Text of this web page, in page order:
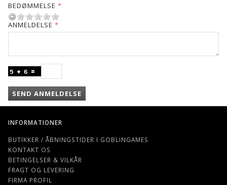
BEDØMMELSE
ANMELDELSE
SEND ANMELDELSE
INFORMATIONER
BUTIKKER / ÅBNINGSTIDER I GOBLINGAMES
KONTAKT OS
BETINGELSER & VILKÅR
FRAGT OG LEVERING
FIRMA PROFIL